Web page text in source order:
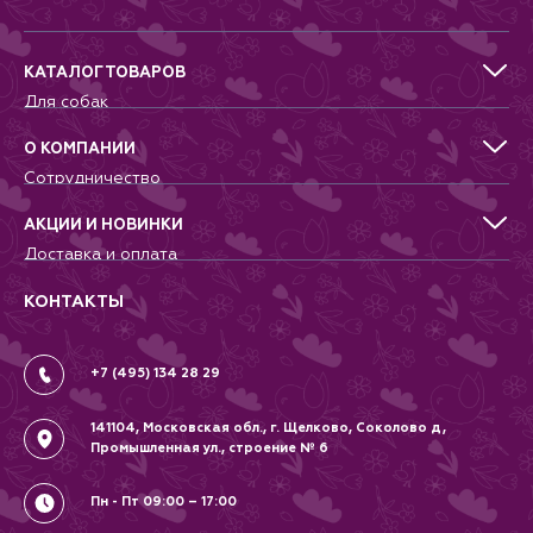
стула. Brit Care — это
сбалансированный рацион для
кошек с чувствительным
здоровьем.
КАТАЛОГ ТОВАРОВ
Для собак
Для кошек
Для грызунов
Для птиц
Аквариумистика, пруд, море
Террариумистика
О КОМПАНИИ
Сотрудничество
Питомникам
Добрые дела
Новости
Контакты
Вопрос-Ответ
АКЦИИ И НОВИНКИ
Доставка и оплата
Гарантии и возврат
Вакансии
Политика
Соглашение
КОНТАКТЫ
+7 (495) 134 28 29
141104, Московская обл., г. Щелково, Соколово д,
Промышленная ул., строение № 6
Пн - Пт 09:00 – 17:00